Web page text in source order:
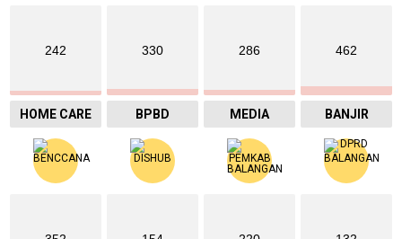
242
HOME CARE
330
BPBD
286
MEDIA
462
BANJIR